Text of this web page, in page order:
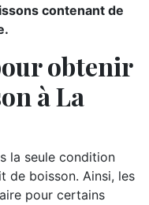
contenant de
obtenir
à La
la seule condition
de boisson. Ainsi, les
pour certains